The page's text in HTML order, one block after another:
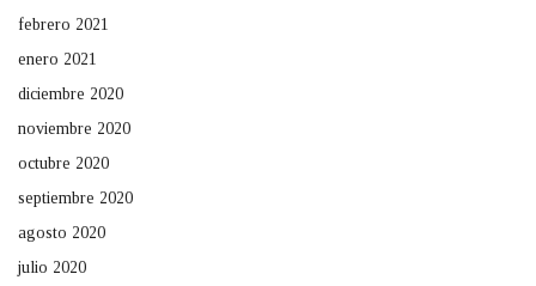
febrero 2021
enero 2021
diciembre 2020
noviembre 2020
octubre 2020
septiembre 2020
agosto 2020
julio 2020